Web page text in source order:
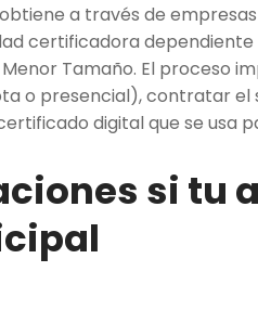
a través de
certificadora
Tamaño. El proceso
o presencial), contratar el
digital que se usa
si tu